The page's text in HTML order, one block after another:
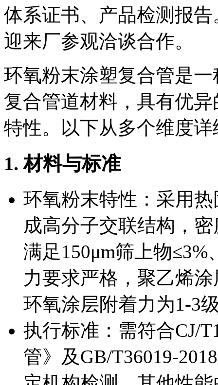
体系证书、产品检测报
迎来厂参观洽谈合作。
环氧粉末涂塑复合管是
复合管道材料，具有优
特性。以下从多个维度
1. 材料与标准
环氧粉末特性：采用
成高分子交联结构，密
满足150μm筛上物≤3%
力要求严格，聚乙烯
环氧涂层附着力为1-3
执行标准：需符合CJ/
管》及GB/T36019-